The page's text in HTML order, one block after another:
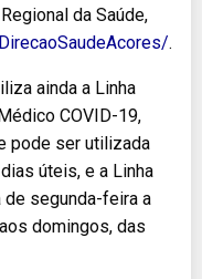
da Saúde,
.
ainda a Linha
COVID-19,
pode ser utilizada
úteis, e a Linha
de segunda-feira a
domingos, das